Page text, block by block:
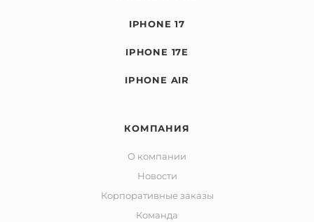
IPHONE 17
IPHONE 17E
IPHONE AIR
КОМПАНИЯ
О компании
Новости
Корпоративные заказы
Команда